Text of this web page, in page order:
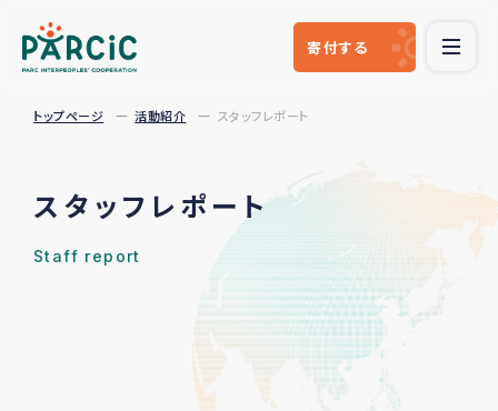
寄付する
トップページ 活動紹介 スタッフレポート
スタッフレポート
Staff report